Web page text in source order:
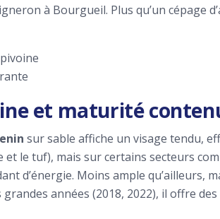
à Bourgueil. Plus qu’un cépage
et maturité
sur sable affiche un visage tendu,
le tuf), mais sur certains secteurs
d’énergie. Moins ample qu’ailleurs,
années (2018, 2022), il offre